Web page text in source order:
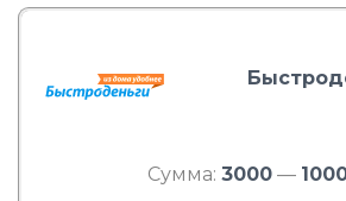
Сумма: 3000—